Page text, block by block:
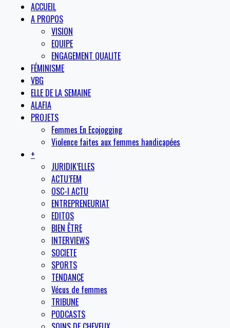
ACCUEIL
A PROPOS
VISION
EQUIPE
ENGAGEMENT QUALITE
FÉMINISME
VBG
ELLE DE LA SEMAINE
ALAFIA
PROJETS
Femmes En Ecojogging
Violence faites aux femmes handicapées
+
JURIDIK’ELLES
ACTU’FEM
OSC-I ACTU
ENTREPRENEURIAT
EDITOS
BIEN ÊTRE
INTERVIEWS
SOCIETE
SPORTS
TENDANCE
Vécus de femmes
TRIBUNE
PODCASTS